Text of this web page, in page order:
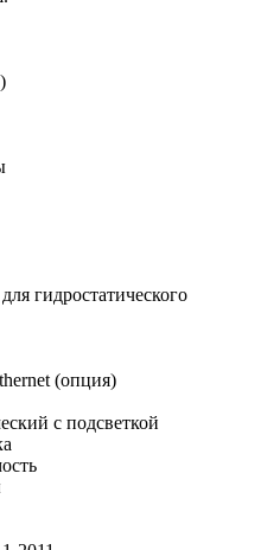
гидростатического
(опция)
с подсветкой